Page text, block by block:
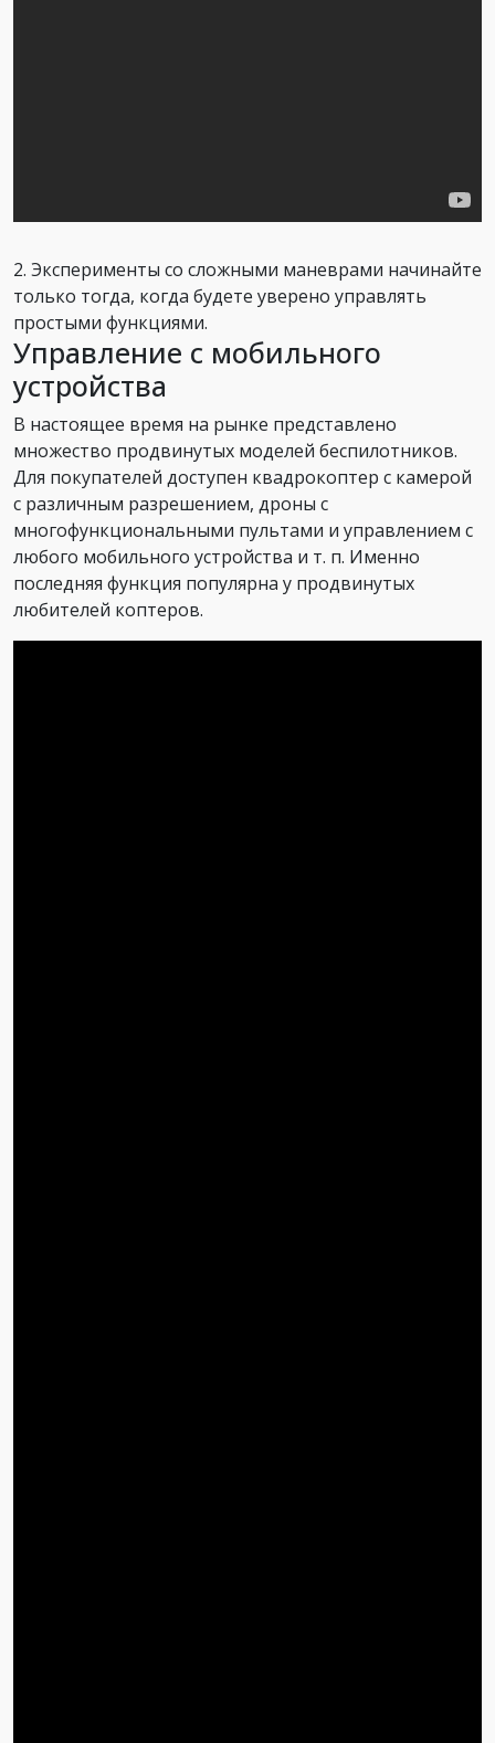
2. Эксперименты со сложными маневрами начинайте
только тогда, когда будете уверено управлять
простыми функциями.
Управление с мобильного
устройства
В настоящее время на рынке представлено
множество продвинутых моделей беспилотников.
Для покупателей доступен квадрокоптер с камерой
с различным разрешением, дроны с
многофункциональными пультами и управлением с
любого мобильного устройства и т. п. Именно
последняя функция популярна у продвинутых
любителей коптеров.